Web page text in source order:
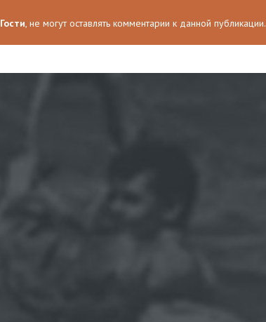
Гости, не могут оставлять комментарии к данной публикации.